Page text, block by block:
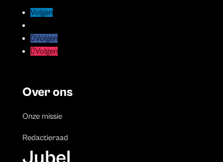
VolgenVolgen
VolgenVolgen
VolgenVolgen
Over ons
Onze missie
Redactieraad